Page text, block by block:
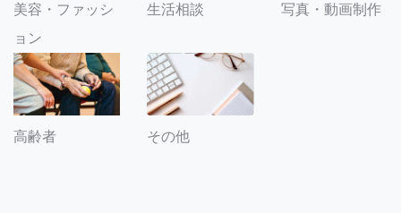
美容・ファッシ
ョン
生活相談 写真・動画制作
高齢者 その他